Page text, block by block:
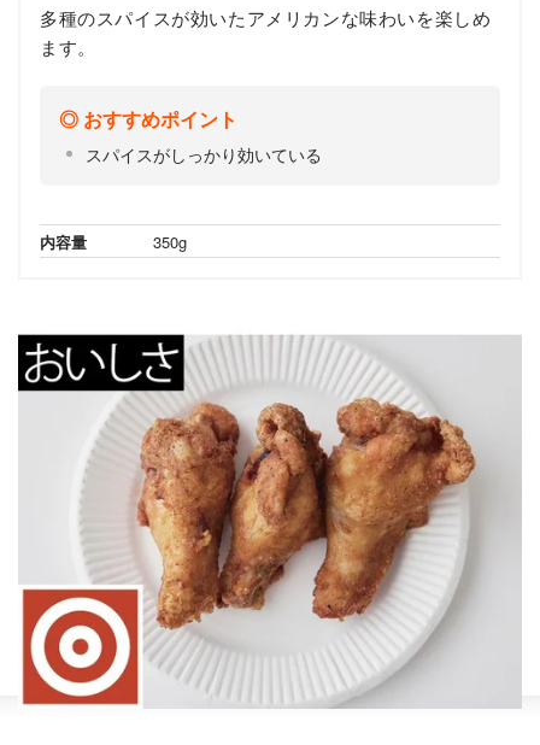
多種のスパイスが効いたアメリカンな味わいを楽しめ
ます。
おすすめポイント
スパイスがしっかり効いている
内容量 350g